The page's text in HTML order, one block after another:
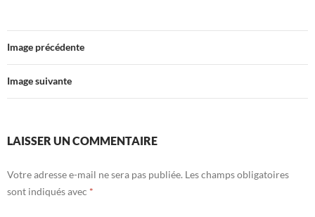
Image précédente
Image suivante
LAISSER UN COMMENTAIRE
Votre adresse e-mail ne sera pas publiée. Les champs obligatoires
sont indiqués avec *